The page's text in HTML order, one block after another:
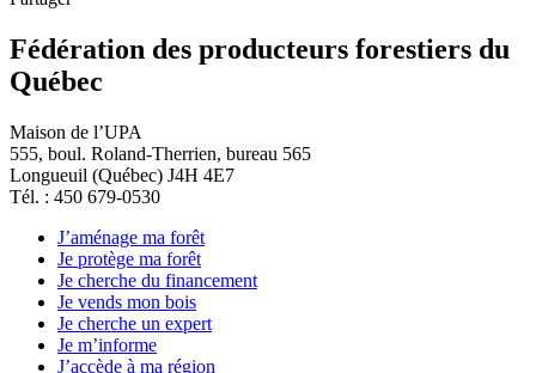
Fédération des producteurs forestiers du
Québec
Maison de l’UPA
555, boul. Roland-Therrien, bureau 565
Longueuil (Québec) J4H 4E7
Tél. : 450 679-0530
J’aménage ma forêt
Je protège ma forêt
Je cherche du financement
Je vends mon bois
Je cherche un expert
Je m’informe
J’accède à ma région